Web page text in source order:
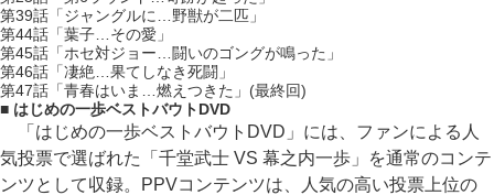
第39話「ジャングルに…野獣が二匹」
第44話「葉子…その愛」
第45話「ホセ対ジョー…闘いのゴングが鳴った」
第46話「凄絶…果てしなき死闘」
第47話「青春はいま…燃えつきた」(最終回)
■ はじめの一歩ベストバウトDVD
「はじめの一歩ベストバウトDVD」には、ファンによる人
気投票で選ばれた「千堂武士 VS 幕之内一歩」を通常のコンテ
ンツとして収録。PPVコンテンツは、人気の高い投票上位の